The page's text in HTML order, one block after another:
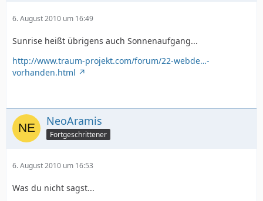
6. August 2010 um 16:49
Sunrise heißt übrigens auch Sonnenaufgang...
http://www.traum-projekt.com/forum/22-webde…-
vorhanden.html
NeoAramis
Fortgeschrittener
6. August 2010 um 16:53
Was du nicht sagst...